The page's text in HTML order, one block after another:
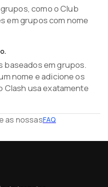
como o Club
em grupos com nome
baseados em grupos.
nome e adicione os
Clash usa exatamente
as nossasFAQ